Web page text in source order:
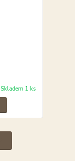
Skladem 1 ks